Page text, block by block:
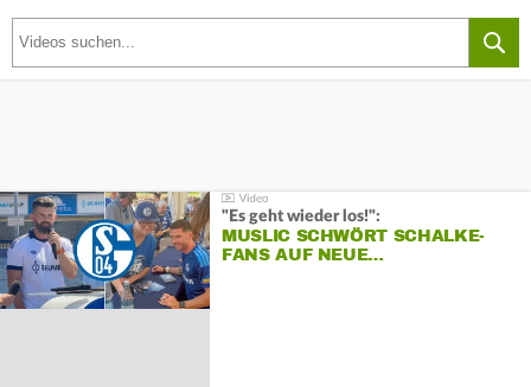
"Es geht wieder los!":
MUSLIC SCHWÖRT SCHALKE-
FANS AUF NEUE…